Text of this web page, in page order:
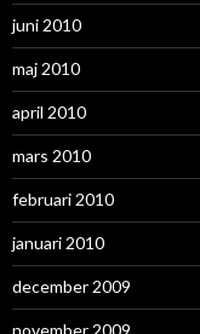
juni 2010
maj 2010
april 2010
mars 2010
februari 2010
januari 2010
december 2009